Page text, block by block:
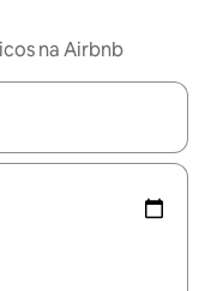
na Airbnb
navegue com